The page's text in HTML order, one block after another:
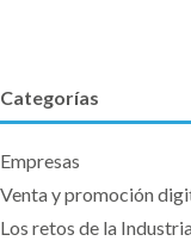
Categorías
Empresas
Venta y promoción
Los retos de la